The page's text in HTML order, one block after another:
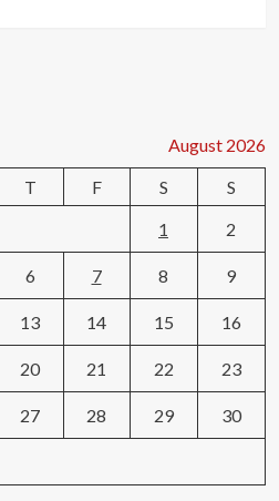
August 2026
T F S
S
1
2
6 7 8 9
13 14 15 16
20 21 22 23
27 28 29 30